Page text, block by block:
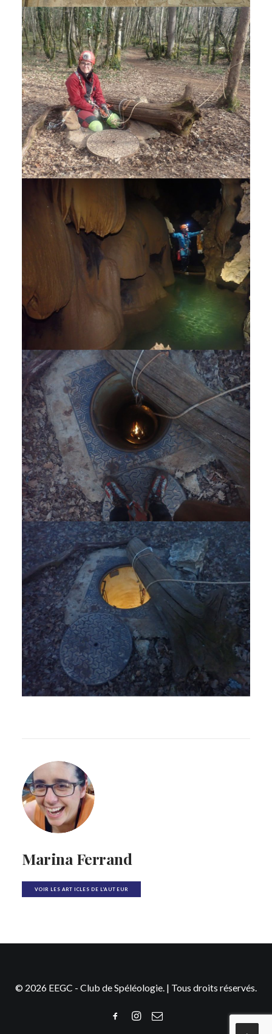
Marina Ferrand
VOIR LES ARTICLES DE L'AUTEUR
© 2026 EEGC - Club de Spéléologie. | Tous droits réservés.